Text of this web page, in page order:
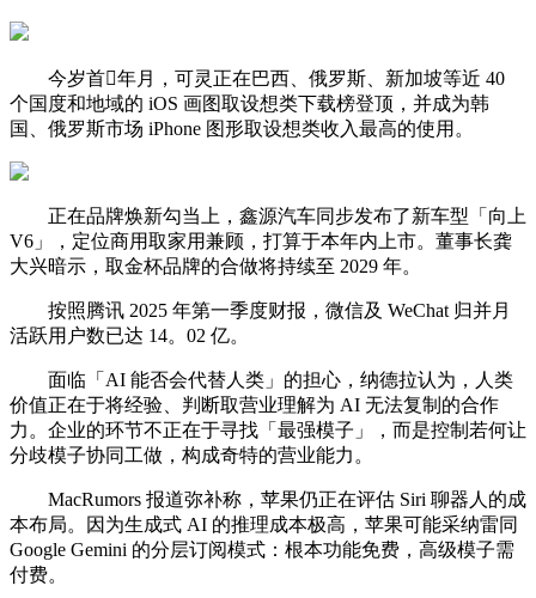
今岁首年月，可灵正在巴西、俄罗斯、新加坡等近 40
个国度和地域的 iOS 画图取设想类下载榜登顶，并成为韩
国、俄罗斯市场 iPhone 图形取设想类收入最高的使用。
正在品牌焕新勾当上，鑫源汽车同步发布了新车型「向上
V6」，定位商用取家用兼顾，打算于本年内上市。董事长龚
大兴暗示，取金杯品牌的合做将持续至 2029 年。
按照腾讯 2025 年第一季度财报，微信及 WeChat 归并月
活跃用户数已达 14。02 亿。
面临「AI 能否会代替人类」的担心，纳德拉认为，人类
价值正在于将经验、判断取营业理解为 AI 无法复制的合作
力。企业的环节不正在于寻找「最强模子」，而是控制若何让
分歧模子协同工做，构成奇特的营业能力。
MacRumors 报道弥补称，苹果仍正在评估 Siri 聊器人的成
本布局。因为生成式 AI 的推理成本极高，苹果可能采纳雷同
Google Gemini 的分层订阅模式：根本功能免费，高级模子需
付费。